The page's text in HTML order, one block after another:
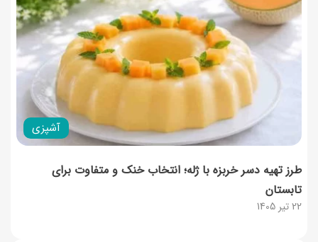
آشپزی
22 تیر 1405
طرز تهیه دسر خربزه با ژله؛ انتخاب خنک و متفاوت برای
تابستان